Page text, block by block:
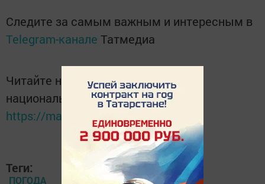
Следите за самым важным и интересным в
Telegram-канале Татмедиа
Читайте новости Татарстана в
национальном мессенджере MАХ:
https://max.ru/tatmedia
Теги:
ПОГОДА